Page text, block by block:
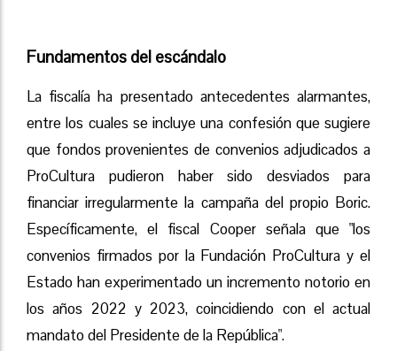
Fundamentos del escándalo
La fiscalía ha presentado antecedentes alarmantes,
entre los cuales se incluye una confesión que sugiere
que fondos provenientes de convenios adjudicados a
ProCultura pudieron haber sido desviados para
financiar irregularmente la campaña del propio Boric.
Específicamente, el fiscal Cooper señala que "los
convenios firmados por la Fundación ProCultura y el
Estado han experimentado un incremento notorio en
los años 2022 y 2023, coincidiendo con el actual
mandato del Presidente de la República".